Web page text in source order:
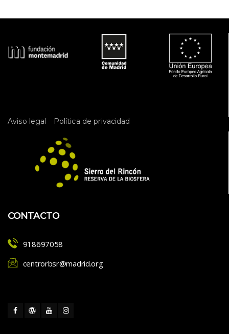
a
i
ó
E
Aviso legal Política de privacidad
CONTACTO
918697058
centrorbsr@madrid.org